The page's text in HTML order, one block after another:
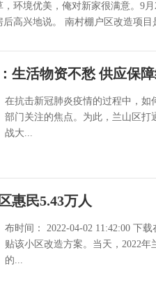
环境优美，俺对新家很满意。9
高兴地说。 南村棚户区改造项目
生活物资不愁 供应保
在抗击新冠肺炎疫情的过程中，如
部门关注的焦点。为此，兰山区打
战大...
惠民5.43万人
布时间： 2022-04-02 11:42:00 下
贴该小区改造方案。当天，2022
的...